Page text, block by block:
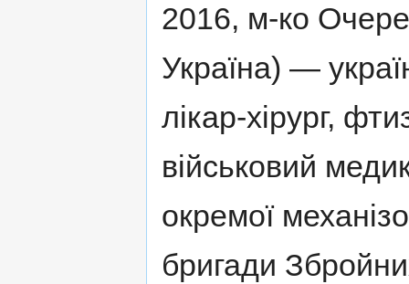
2016, м-ко
Україна) —
лікар-хірург,
військовий
окремої
бригади